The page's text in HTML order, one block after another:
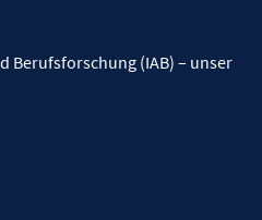
Berufsforschung (IAB) – unser